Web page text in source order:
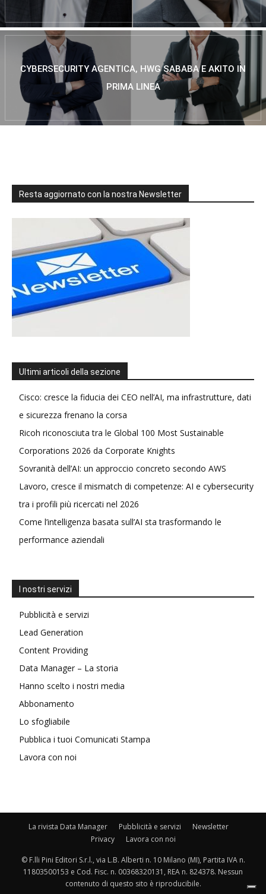
CYBERSECURITY AGENTICA, HWG SABABA E AKITO IN
PRIMA LINEA
Resta aggiornato con la nostra Newsletter
Ultimi articoli della sezione
Cisco: cresce la fiducia dei CEO nell’AI, ma infrastrutture, dati
e sicurezza frenano la corsa
Ricoh riconosciuta tra le Global 100 Most Sustainable
Corporations 2026 da Corporate Knights
Sovranità dell’AI: un approccio concreto secondo AWS
Lavoro, cresce il mismatch di competenze: AI e cybersecurity
tra i profili più ricercati nel 2026
Come l’intelligenza basata sull’AI sta trasformando le
performance aziendali
I nostri servizi
Pubblicità e servizi
Lead Generation
Content Providing
Data Manager – La storia
Hanno scelto i nostri media
Abbonamento
Lo sfogliabile
Pubblica i tuoi Comunicati Stampa
Lavora con noi
La rivista Data Manager Pubblicità e servizi
Newsletter
Privacy
Lavora con noi
© F.lli Pini Editori S.r.l., via L.B. Alberti n. 10 Milano (MI), Partita IVA n.
11803500153 e Cod. Fisc. n. 00368320131, REA n. 824378. Nessun
contenuto di questo sito è riproducibile.